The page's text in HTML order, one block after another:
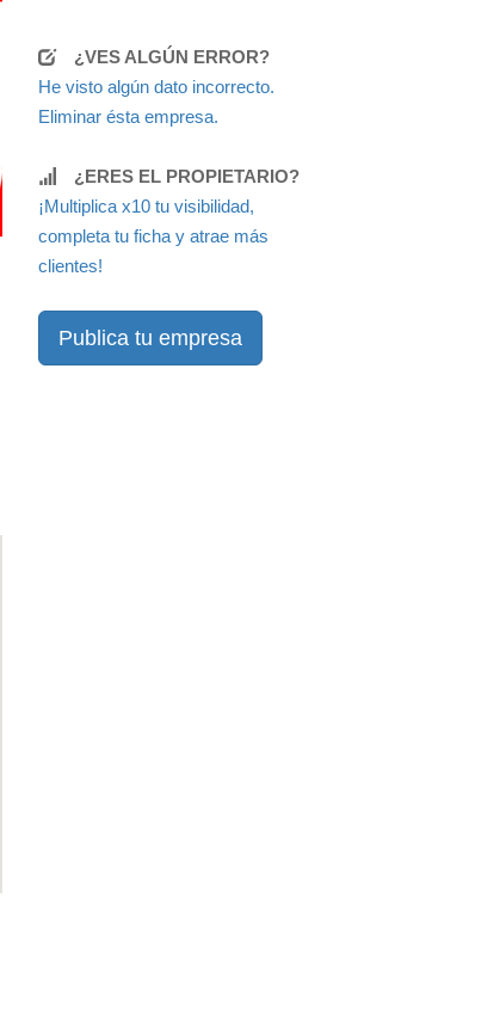
¿VES ALGÚN ERROR?
He visto algún dato incorrecto.
Eliminar ésta empresa.
¿ERES EL PROPIETARIO?
¡Multiplica x10 tu visibilidad,
completa tu ficha y atrae más
clientes!
Publica tu empresa